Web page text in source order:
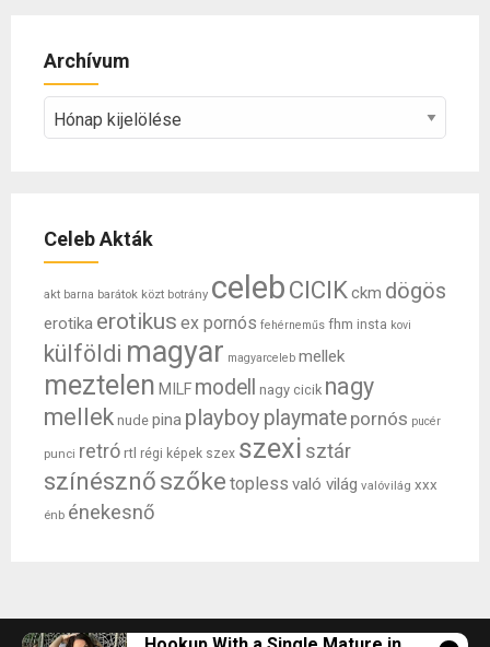
Archívum
Archívum
Celeb Akták
akt barna barátok közt botrány celebCICIKckm dögös
erotika erotikus ex pornós fehérneműs fhm insta kovi
külföldi magyar magyarceleb mellek
meztelen MILF modell nagy cicik nagy
mellek nude pina playboy playmate pornós pucér
punci retró rtl régi képek szex szexi sztár
színésznőszőke topless való világ valóvilág xxx
énb énekesnő